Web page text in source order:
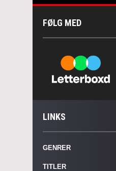
FØLG MED
LINKS
GENRER
TITLER